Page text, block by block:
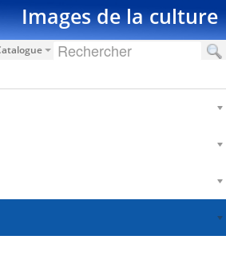
Images de la culture